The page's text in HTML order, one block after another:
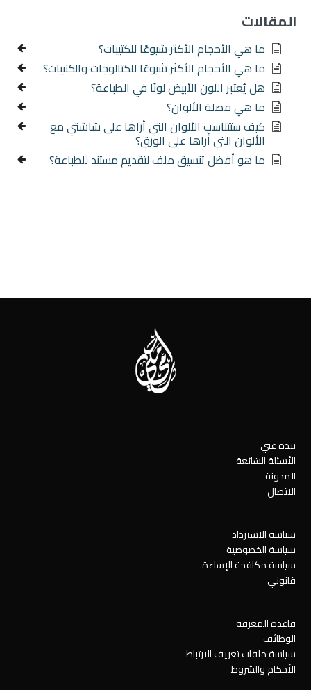
المقالات
ما هي الأحجام الأكثر شيوعًا للكتيبات؟
ما هي الأحجام الأكثر شيوعًا للكتالوجات والكتيبات؟
هل يُعتبر اللون الأبيض لونًا في الطباعة؟
ما هي فصلة الألوان؟
كيف ستتناسب الألوان التي أراها على شاشتي مع
الألوان التي أراها على الورق؟
ما هو أفضل تنسيق ملف لتقديم مستند للطباعة؟
نبذة عني
الأسئلة الشائعة
المدونة
الاتصال
سياسة الاسترداد
سياسة الخصوصية
سياسة مكافحة الإساءة
قانوني
قاعدة المعرفة
الوظائف
سياسة ملفات تعريف الارتباط
الأحكام والشروط